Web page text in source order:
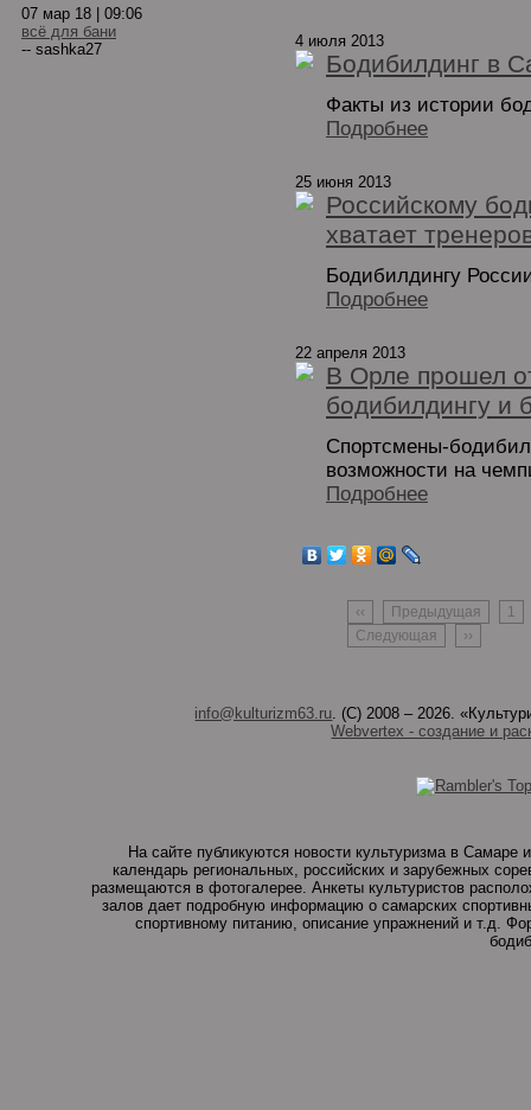
07 мар 18 | 09:06
всё для бани
-- sashka27
4 июля 2013
Бодибилдинг в
Факты из истории
Подробнее
25 июня 2013
Российскому
хватает
Бодибилдингу
Подробнее
22 апреля 2013
В Орле прошел
бодибилдингу и
Спортсмены-
возможности на
Подробнее
‹‹ Предыдущая
1
Следующая
››
info@kulturizm63.ru. (C) 2008 – 2026.
Webvertex - создание и
На сайте публикуются новости культуризма в
календарь региональных, российских и зарубежных
размещаются в фотогалерее. Анкеты культуристов
залов дает подробную информацию о самарских
спортивному питанию, описание упражнений и т.д.